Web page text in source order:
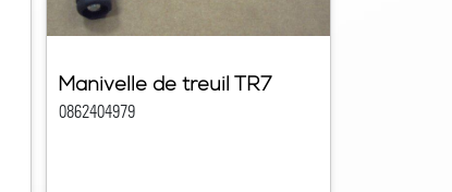
Manivelle de treuil TR7
0862404979